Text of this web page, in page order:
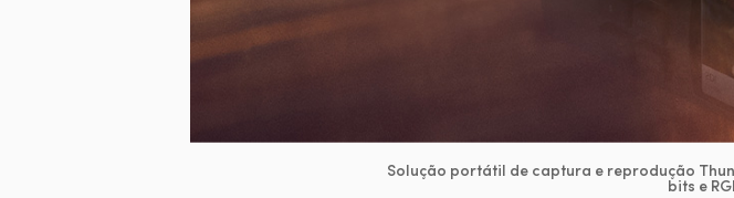
Solução portátil de captura e reprodução
bits e